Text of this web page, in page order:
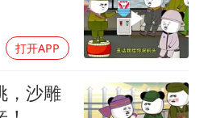
打开APP
，沙雕